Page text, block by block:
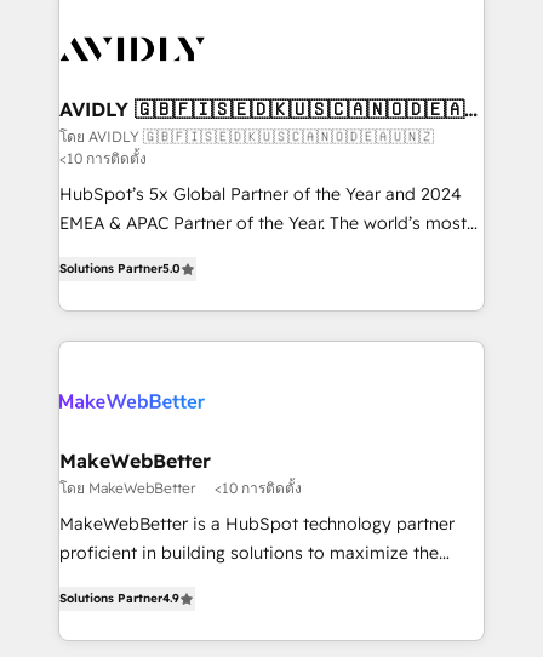
Healthcare - Financial Services - Managed IT (MSP) -
we help: ✔️ Full HubSpot implementations and portal
optimization ✔️ Data migrations, CRM architecture,
and reporting foundations ✔️ Custom integrations
and workflow automation ✔️ User adoption
programs, training, and enablement Through project-
partnerships, we guide organizations through the
revenue maturity model - delivering the right
improvements at the right time so operations
grows.
AVIDLY 🇬🇧🇫🇮🇸🇪🇩🇰🇺🇸🇨🇦🇳🇴🇩🇪🇦🇺
🇳🇿
โดย AVIDLY 🇬🇧🇫🇮🇸🇪🇩🇰🇺🇸🇨🇦🇳🇴🇩🇪🇦🇺🇳🇿
<10 การติดตั้ง
HubSpot’s 5x Global Partner of the Year and 2024
EMEA & APAC Partner of the Year. The world’s most
and 370+ specialists across EMEA, APAC and NAM,
we de-risk complex CRM programmes and
multi-region migrations to AI-powered automation,
scale. 🏆 HubSpot’s CEO called us “the partner of the
future.” Others agree it is proof of trust built through
measurable impact.
Solutions Partner5.0
MakeWebBetter
โดย MakeWebBetter <10 การติดตั้ง
MakeWebBetter is a HubSpot technology partner
proficient in building solutions to maximize the
growing tech-enabler & facilitator, MakeWebBetter,
hands you the blend of HubSpot expertise &
Solutions Partner4.9